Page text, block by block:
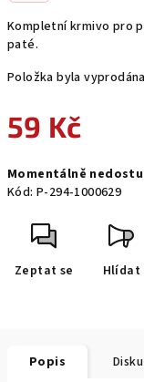
Kompletní krmivo pro
paté.
Položka byla
59 Kč
cena:
Momentálně
Kód: P-294-1000629
Zeptat se Hlídat
Popis